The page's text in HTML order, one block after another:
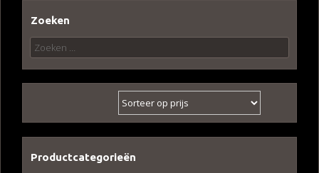
Zoeken
Zoeken
naar:
Productcategorieën